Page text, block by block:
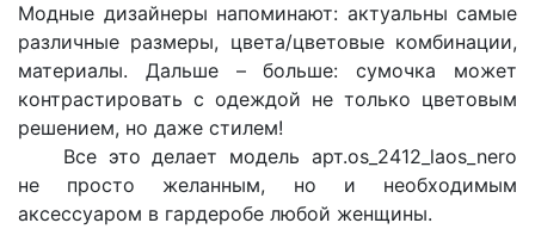
Модные дизайнеры напоминают: актуальны самые
различные размеры, цвета/цветовые комбинации,
материалы. Дальше – больше: сумочка может
контрастировать с одеждой не только цветовым
решением, но даже стилем!
Все это делает модель арт.os_2412_laos_nero
не просто желанным, но и необходимым
аксессуаром в гардеробе любой женщины.